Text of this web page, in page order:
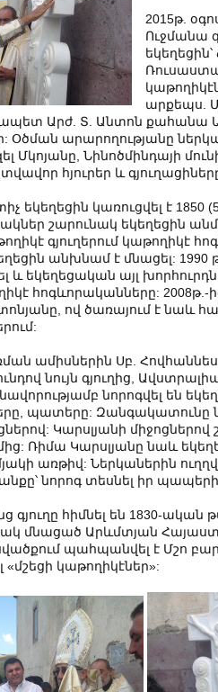
2015թ.
Ուջմանա
արքեպս.
Արժ. Տ. Անտոն քահանա
արարողությանը ներկա
Մկոյանը, Նինոծմինդայի
հյուրեր և
եկեղեցին կառուցվել է 1850
շարունակ եկեղեցին
գյուղերում կաթողիկէ
անխնամ է մնացել: 1990
եկեղեցական այլ
հոգևորականները: 2008թ.-
ով ծառայում է նաև
ամիսներին Սբ. Հովհաննես
նույն գյուղից,
նորոգվել են
պատերը: Զանգակատունը
Կարսլյանի միջոցներով
Ռիմա Կարսլյանը նաև
առթիվ: Ներկաներին
նորոգ տեսնել իր
գյուղը հիմնել են 1830-ական
մնացած Արևմտյան
պահպանվել է Մշո
կաթողիկէներ»: